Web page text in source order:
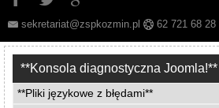
sekretariat@zspkozmin.pl 62 721 68 28
**Konsola diagnostyczna Joomla!**
**Pliki językowe z błędami**